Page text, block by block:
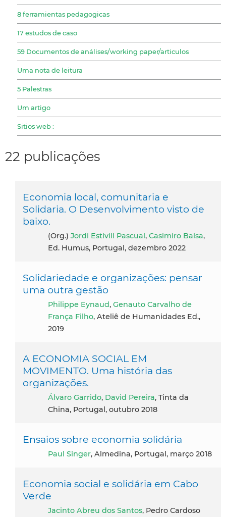
8 ferramientas pedagogicas
17 estudos de caso
59 Documentos de análises/working paper/articulos
Uma nota de leitura
5 Palestras
Um artigo
Sitios web :
22 publicações
Economia local, comunitaria e
Solidaria. O Desenvolvimento visto de
baixo.
(org.) Jordi Estivill Pascual, Casimiro Balsa,
Ed. Humus, Portugal, dezembro 2022
Solidariedade e organizações: pensar
uma outra gestão
Philippe Eynaud, Genauto Carvalho de
França Filho, Ateliê de Humanidades Ed.,
2019
A ECONOMIA SOCIAL EM
MOVIMENTO. Uma história das
organizações.
Álvaro Garrido, David Pereira, Tinta da
China, Portugal, outubro 2018
Ensaios sobre economia solidária
Paul Singer, Almedina, Portugal, março 2018
Economia social e solidária em Cabo
Verde
Jacinto Abreu dos Santos, Pedro Cardoso